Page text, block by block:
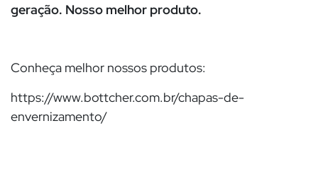
geração. Nosso melhor produto.
Conheça melhor nossos produtos:
https://www.bottcher.com.br/chapas-de-
envernizamento/